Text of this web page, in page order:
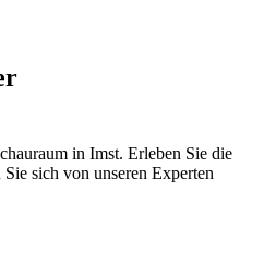
in Imst. Erleben Sie die
sich von unseren Experten